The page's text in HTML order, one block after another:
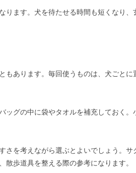
ります。犬を待たせる時間も短くなり、
もあります。毎回使うものは、犬ごとに
ッグの中に袋やタオルを補充しておく。
さを考えながら選ぶとよいでしょう。サ
散歩道具を整える際の参考になります。